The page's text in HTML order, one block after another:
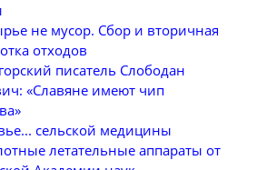
не мусор. Сбор и вторичная
отходов
писатель Слободан
«Славяне имеют чип
сельской медицины
летательные аппараты от